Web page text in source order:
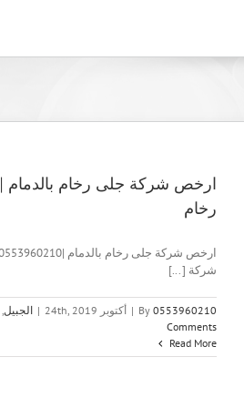
رخام
شركة [...]
By 0553960210
| أكتوبر 24th, 2019 | الجبيل
Comments
Read More